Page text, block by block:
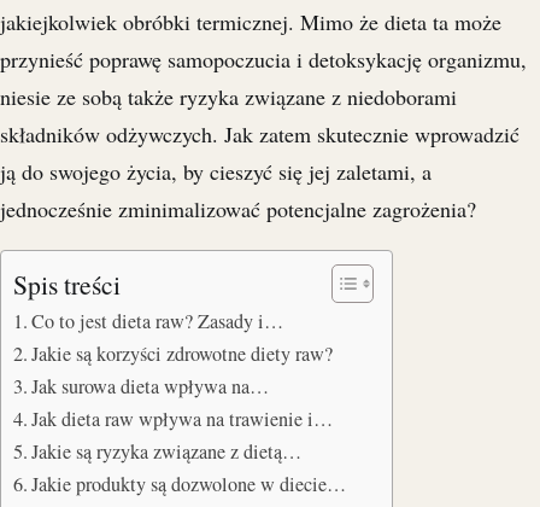
jakiejkolwiek obróbki termicznej. Mimo że dieta ta może
przynieść poprawę samopoczucia i detoksykację organizmu,
niesie ze sobą także ryzyka związane z niedoborami
składników odżywczych. Jak zatem skutecznie wprowadzić
ją do swojego życia, by cieszyć się jej zaletami, a
jednocześnie zminimalizować potencjalne zagrożenia?
Spis treści
Co to jest dieta raw? Zasady i…
Jakie są korzyści zdrowotne diety raw?
Jak surowa dieta wpływa na…
Jak dieta raw wpływa na trawienie i…
Jakie są ryzyka związane z dietą…
Jakie produkty są dozwolone w diecie…